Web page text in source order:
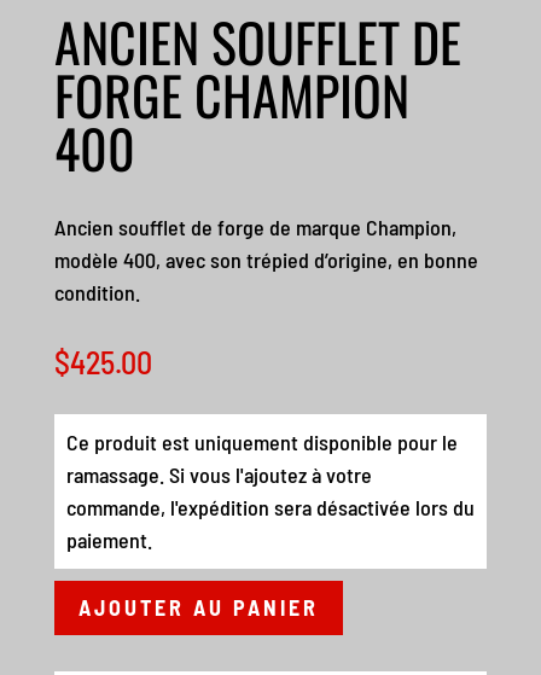
ANCIEN SOUFFLET DE
FORGE CHAMPION
400
Ancien soufflet de forge de marque Champion,
modèle 400, avec son trépied d’origine, en bonne
condition.
$425.00
Ce produit est uniquement disponible pour le
ramassage. Si vous l'ajoutez à votre
commande, l'expédition sera désactivée lors du
paiement.
AJOUTER AU PANIER